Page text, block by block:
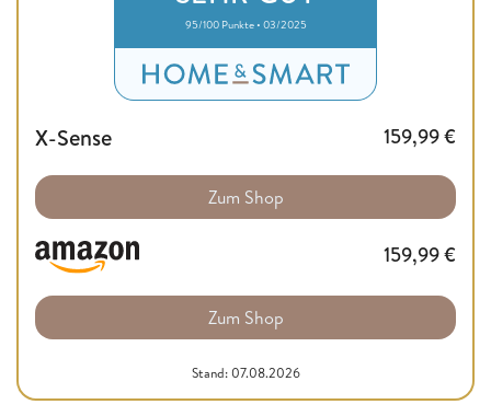
95/100 Punkte • 03/2025
X-Sense 159,99€
Zum Shop
159,99€
Zum Shop
Stand: 07.08.2026